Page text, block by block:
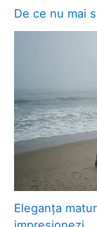
De ce nu mai
Eleganța